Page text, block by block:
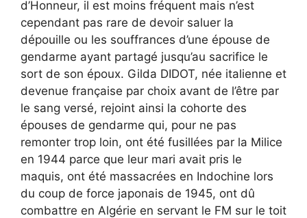
d’Honneur, il est moins fréquent mais n’est
cependant pas rare de devoir saluer la
dépouille ou les souffrances d’une épouse de
gendarme ayant partagé jusqu’au sacrifice le
sort de son époux. Gilda DIDOT, née italienne et
devenue française par choix avant de l’être par
le sang versé, rejoint ainsi la cohorte des
épouses de gendarme qui, pour ne pas
remonter trop loin, ont été fusillées par la Milice
en 1944 parce que leur mari avait pris le
maquis, ont été massacrées en Indochine lors
du coup de force japonais de 1945, ont dû
combattre en Algérie en servant le FM sur le toit